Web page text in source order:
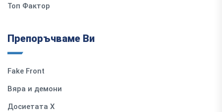
Топ Фактор
Препоръчваме Ви
Fake Front
Вяра и демони
Досиетата Х